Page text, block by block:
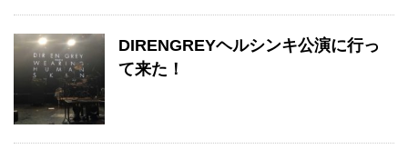
DIRENGREYヘルシンキ公演に行っ
て来た！